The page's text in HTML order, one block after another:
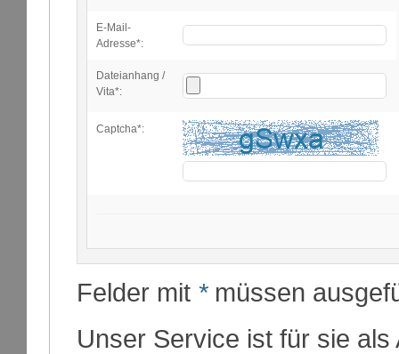
E-Mail-
Adresse*:
Dateianhang /
Vita*:
Captcha*:
Felder mit *müssen
Unser Service ist für sie